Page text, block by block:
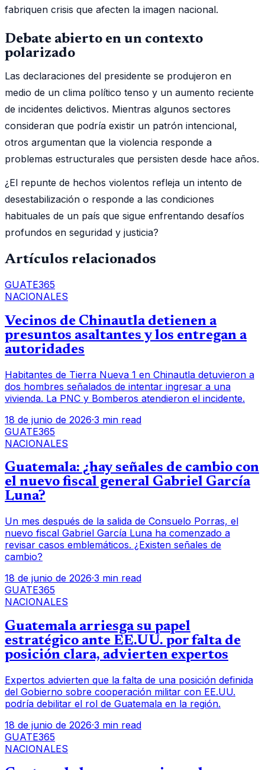
fabriquen crisis que afecten la imagen nacional.
Debate abierto en un contexto
polarizado
Las declaraciones del presidente se produjeron en
medio de un clima político tenso y un aumento reciente
de incidentes delictivos. Mientras algunos sectores
consideran que podría existir un patrón intencional,
otros argumentan que la violencia responde a
problemas estructurales que persisten desde hace años.
¿El repunte de hechos violentos refleja un intento de
desestabilización o responde a las condiciones
habituales de un país que sigue enfrentando desafíos
profundos en seguridad y justicia?
Artículos relacionados
GUATE365
NACIONALES
Vecinos de Chinautla detienen a
presuntos asaltantes y los entregan a
autoridades
Habitantes de Tierra Nueva 1 en Chinautla detuvieron a
dos hombres señalados de intentar ingresar a una
vivienda. La PNC y Bomberos atendieron el incidente.
18 de junio de 2026·3 min read
GUATE365
NACIONALES
Guatemala: ¿hay señales de cambio con
el nuevo fiscal general Gabriel García
Luna?
Un mes después de la salida de Consuelo Porras, el
nuevo fiscal Gabriel García Luna ha comenzado a
revisar casos emblemáticos. ¿Existen señales de
cambio?
18 de junio de 2026·3 min read
GUATE365
NACIONALES
Guatemala arriesga su papel
estratégico ante EE.UU. por falta de
posición clara, advierten expertos
Expertos advierten que la falta de una posición definida
del Gobierno sobre cooperación militar con EE.UU.
podría debilitar el rol de Guatemala en la región.
18 de junio de 2026·3 min read
GUATE365
NACIONALES